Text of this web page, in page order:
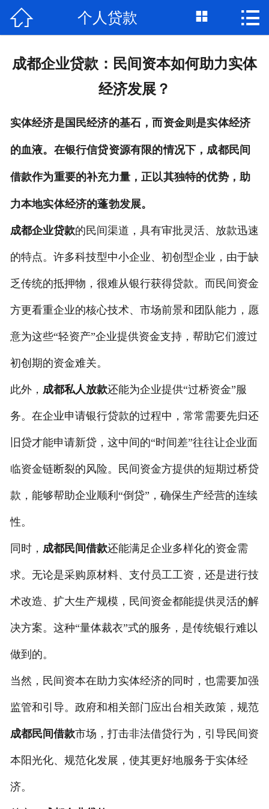
首页
个人资金
个人贷款
私人借款
 个人贷款  
成都企业贷款：民间资本如何助力实体
经济发展？
实体经济是国民经济的基石，而资金则是实体经济
的血液。在银行信贷资源有限的情况下， 成都民间
借款作为重要的补充力量，正以其独特的优势，助
力本地实体经济的蓬勃发展。
成都企业贷款的民间渠道，具有审批灵活、放款迅速
的特点。许多科技型中小企业、初创型企业，由于缺
乏传统的抵押物，很难从银行获得贷款。而民间资金
方更看重企业的核心技术、市场前景和团队能力，愿
意为这些“轻资产”企业提供资金支持，帮助它们渡过
初创期的资金难关。
此外， 成都私人放款还能为企业提供“过桥资金”服
务。在企业申请银行贷款的过程中，常常需要先归还
旧贷才能申请新贷，这中间的“时间差”往往让企业面
临资金链断裂的风险。民间资金方提供的短期过桥贷
款，能够帮助企业顺利“倒贷”，确保生产经营的连续
性。
同时， 成都民间借款还能满足企业多样化的资金需
求。无论是采购原材料、支付员工工资，还是进行技
术改造、扩大生产规模，民间资金都能提供灵活的解
决方案。这种“量体裁衣”式的服务，是传统银行难以
做到的。
当然，民间资本在助力实体经济的同时，也需要加强
监管和引导。政府和相关部门应出台相关政策，规范
成都民间借款市场，打击非法借贷行为，引导民间资
本阳光化、规范化发展，使其更好地服务于实体经
济。